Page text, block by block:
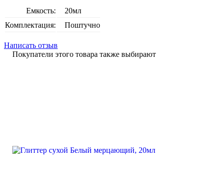
Емкость:
20мл
Комплектация:
Поштучно
Написать отзыв
Покупатели этого товара также выбирают